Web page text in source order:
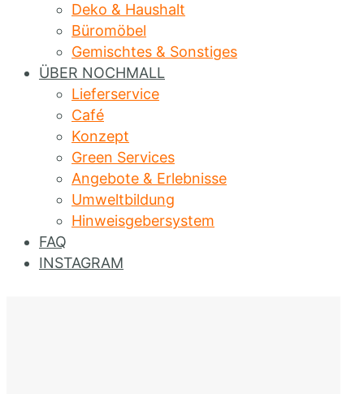
Deko & Haushalt
Büromöbel
Gemischtes & Sonstiges
ÜBER NOCHMALL
Lieferservice
Café
Konzept
Green Services
Angebote & Erlebnisse
Umweltbildung
Hinweisgebersystem
FAQ
INSTAGRAM